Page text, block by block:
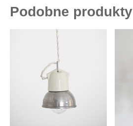
Podobne produkty